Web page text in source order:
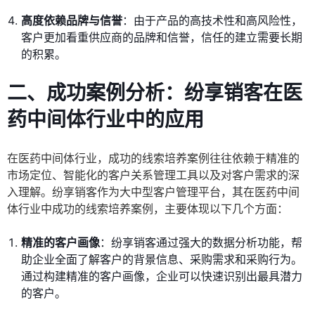
高度依赖品牌与信誉：由于产品的高技术性和高风险性，
客户更加看重供应商的品牌和信誉，信任的建立需要长期
的积累。
二、成功案例分析：纷享销客在医
药中间体行业中的应用
在医药中间体行业，成功的线索培养案例往往依赖于精准的
市场定位、智能化的客户关系管理工具以及对客户需求的深
入理解。纷享销客作为大中型客户管理平台，其在医药中间
体行业中成功的线索培养案例，主要体现以下几个方面：
精准的客户画像：纷享销客通过强大的数据分析功能，帮
助企业全面了解客户的背景信息、采购需求和采购行为。
通过构建精准的客户画像，企业可以快速识别出最具潜力
的客户。